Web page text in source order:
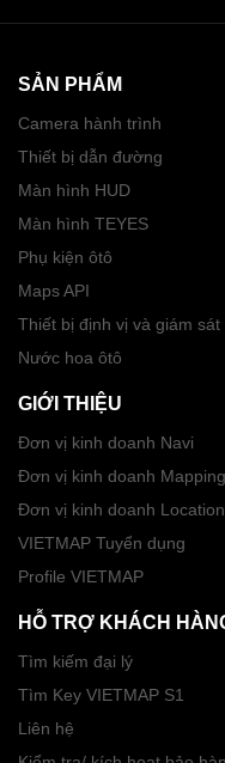
SẢN PHẨM
Camera hành trình
Thiết bị dẫn đường
Màn hình HUD
Màn hình TEYES
Phụ kiện ôtô
Maps API
Thiết bị định vị và giám
Nước hoa ôtô
GIỚI THIỆU
Đơn vị kinh doanh Navi
Đơn vị kinh doanh
Đơn vị kinh doanh
VIETMAP Tuyển dụng
Profile VIETMAP
HỖ TRỢ KHÁCH
Tìm kiếm đại lý
Tìm Key VIETMAP S1
Liên hệ